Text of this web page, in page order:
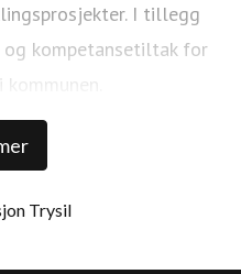
I tillegg
kompetansetiltak for
stisykkeldestinasjon. Vi har
456 millioner NOK i